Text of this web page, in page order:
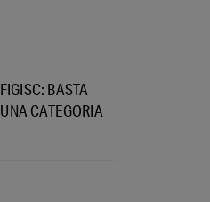
BASTA
CATEGORIA